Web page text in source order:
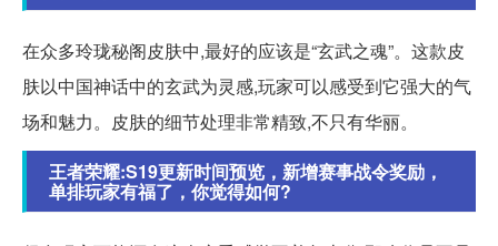
在众多玲珑秘阁皮肤中,最好的应该是“玄武之魂”。这款皮
肤以中国神话中的玄武为灵感,玩家可以感受到它强大的气
场和魅力。皮肤的细节处理非常精致,不只有华丽。
王者荣耀:S19更新时间预览，新增赛事战令奖励，
单排玩家有福了，你觉得如何?